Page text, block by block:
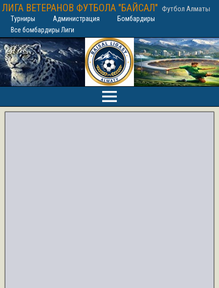
ЛИГА ВЕТЕРАНОВ ФУТБОЛА "БАЙСАЛ" Футбол Алматы
Турниры Администрация
Бомбардиры
Все бомбардиры Лиги